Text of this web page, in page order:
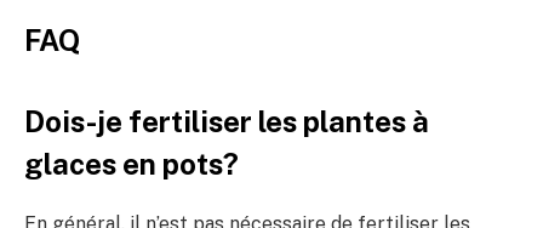
FAQ
Dois-je fertiliser les plantes à
glaces en pots?